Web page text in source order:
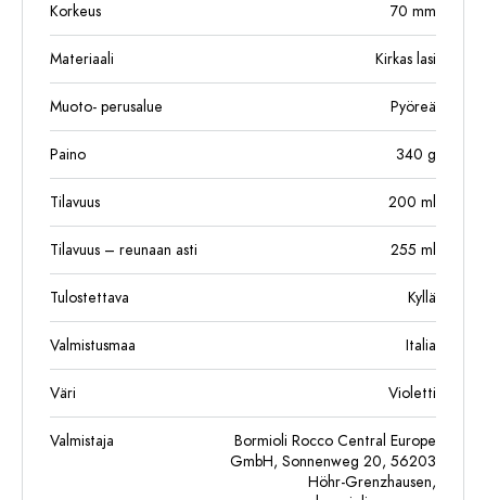
Korkeus 70 mm
Materiaali Kirkas lasi
Muoto- perusalue Pyöreä
Paino 340 g
Tilavuus 200 ml
Tilavuus – reunaan asti 255 ml
Tulostettava Kyllä
Valmistusmaa Italia
Väri Violetti
Valmistaja
Bormioli Rocco Central Europe
GmbH, Sonnenweg 20, 56203
Höhr-Grenzhausen,